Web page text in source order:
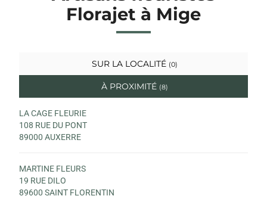
Florajet à Mige
SUR LA LOCALITÉ (0)
À PROXIMITÉ (8)
LA CAGE FLEURIE
108 RUE DU PONT
89000 AUXERRE
MARTINE FLEURS
19 RUE DILO
89600 SAINT FLORENTIN